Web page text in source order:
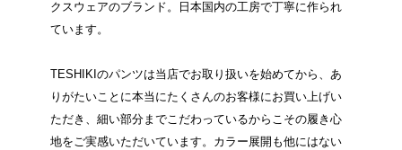
クスウェアのブランド。日本国内の工房で丁寧に作られ
ています。
TESHIKIのパンツは当店でお取り扱いを始めてから、あ
りがたいことに本当にたくさんのお客様にお買い上げい
ただき、細い部分までこだわっているからこその履き心
地をご実感いただいています。カラー展開も他にはない